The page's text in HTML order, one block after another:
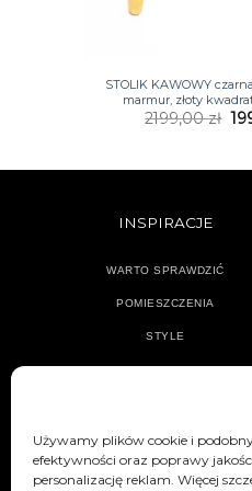
Używamy plików cookie i
efektywności oraz poprawy
personalizację reklam. Więcej
STOLIK KAWOWY
marmur, złoty
2199,00zł
INSPIRACJE
WARTO SPRAWDZIĆ
POMIESZCZENIA
STYLE